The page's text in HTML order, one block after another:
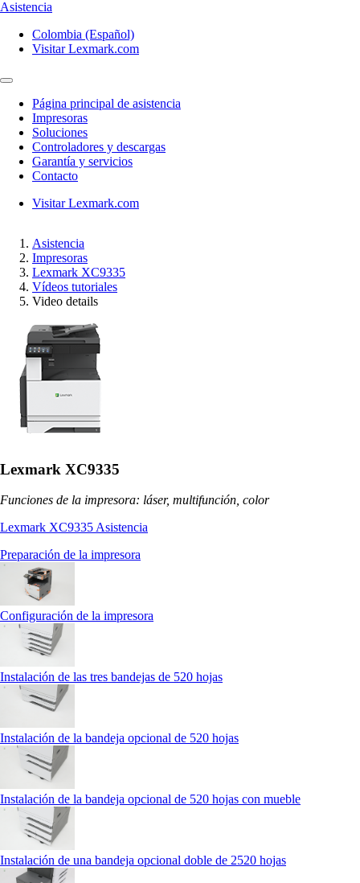
Asistencia
Colombia (Español)
Visitar Lexmark.com
Página principal de asistencia
Impresoras
Soluciones
Controladores y descargas
Garantía y servicios
Contacto
Visitar Lexmark.com
Asistencia
Impresoras
Lexmark XC9335
Vídeos tutoriales
Video details
Lexmark XC9335
Funciones de la impresora: láser, multifunción, color
Lexmark XC9335 Asistencia
Preparación de la impresora
Configuración de la impresora
Instalación de las tres bandejas de 520 hojas
Instalación de la bandeja opcional de 520 hojas
Instalación de la bandeja opcional de 520 hojas con mueble
Instalación de una bandeja opcional doble de 2520 hojas